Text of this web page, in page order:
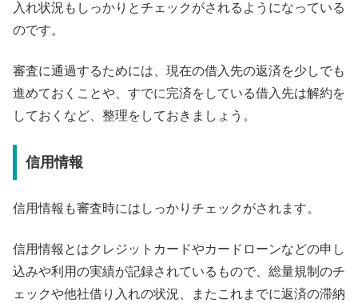
入れ状況もしっかりとチェックがされるようになっている
のです。
審査に通過するためには、現在の借入先の返済を少しでも
進めておくことや、すでに完済をしている借入先は解約を
しておくなど、整理をしておきましょう。
信用情報
信用情報も審査時にはしっかりチェックがされます。
信用情報とはクレジットカードやカードローンなどの申し
込みや利用の実績が記録されているもので、総量規制のチ
ェックや他社借り入れの状況、またこれまでに返済の滞納